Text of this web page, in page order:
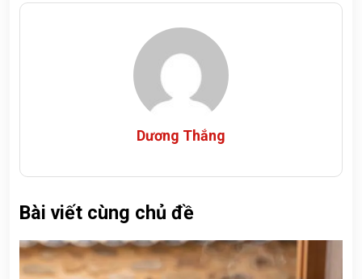
Dương Thắng
Bài viết cùng chủ đề